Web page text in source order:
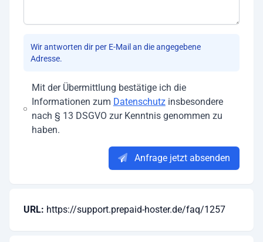
Wir antworten dir per E-Mail an die angegebene
Adresse.
Mit der Übermittlung bestätige ich die
Informationen zum Datenschutzinsbesondere
nach § 13 DSGVO zur Kenntnis genommen zu
haben.
Anfrage jetzt absenden
URL: https://support.prepaid-hoster.de/faq/1257